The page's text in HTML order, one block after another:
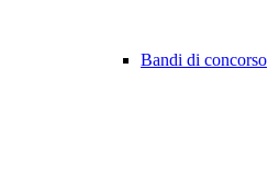
Bandi di concorso